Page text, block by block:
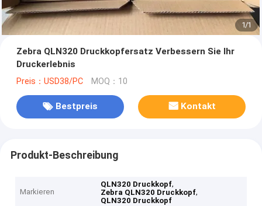
1/1
Zebra QLN320 Druckkopfersatz Verbessern Sie Ihr
Druckerlebnis
Preis：USD38/PC MOQ：10
Bestpreis Kontakt
Produkt-Beschreibung
Markieren
QLN320 Druckkopf,
Zebra QLN320 Druckkopf,
QLN320 Druckkopf